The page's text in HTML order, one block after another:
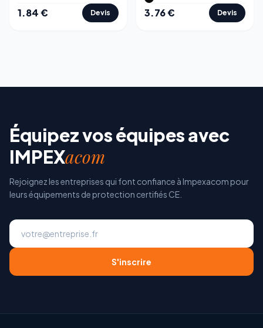
1.84€ Devis 3.76€ Devis
Équipez vos équipes avec
IMPEXacom
Rejoignez les entreprises qui font confiance à Impexacom pour
leurs équipements de protection certifiés CE.
S'inscrire